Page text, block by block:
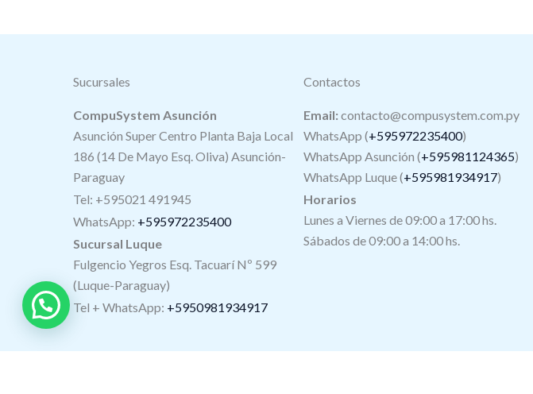
Sucursales Contactos
CompuSystem Asunción
Asunción Super Centro Planta Baja Local
186 (14 De Mayo Esq. Oliva) Asunción-
Paraguay
Tel: +595021 491945
WhatsApp: +595972235400
Sucursal Luque
Fulgencio Yegros Esq. Tacuarí Nº 599
(Luque-Paraguay)
Tel + WhatsApp: +5950981934917
Email: contacto@compusystem.com.py
WhatsApp (+595972235400)
WhatsApp Asunción (+595981124365)
WhatsApp Luque (+595981934917)
Horarios
Lunes a Viernes de 09:00 a 17:00 hs.
Sábados de 09:00 a 14:00 hs.